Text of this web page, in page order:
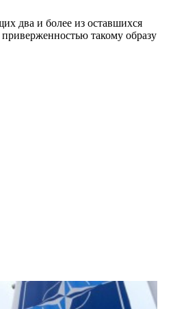
два и более из оставшихся
такому образу